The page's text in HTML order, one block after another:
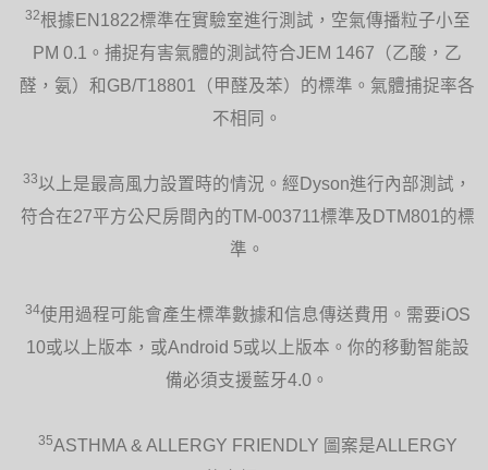
32根據EN1822標準在實驗室進行測試，空氣傳播粒子小至
PM 0.1。捕捉有害氣體的測試符合JEM 1467（乙酸，乙
醛，氨）和GB/T18801（甲醛及苯）的標準。氣體捕捉率各
不相同。
33以上是最高風力設置時的情況。經Dyson進行內部測試，
符合在27平方公尺房間內的TM-003711標準及DTM801的標
準。
34使用過程可能會產生標準數據和信息傳送費用。需要iOS
10或以上版本，或Android 5或以上版本。你的移動智能設
備必須支援藍牙4.0。
35ASTHMA & ALLERGY FRIENDLY 圖案是ALLERGY